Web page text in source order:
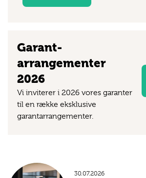
Garant­
arrangementer
2026
Vi inviterer i 2026 vores garanter
til en række eksklusive
garantarrangementer.
30.07.2026